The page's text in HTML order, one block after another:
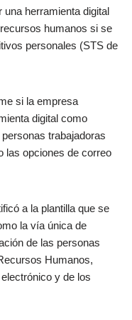
una herramienta digital
humanos si se
personales (STS de
si la empresa
digital como
trabajadoras
las opciones de correo
a la plantilla que se
la vía única de
de las personas
Humanos,
y de los